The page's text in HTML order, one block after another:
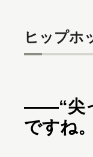
ヒップホ
——“尖
ですね。